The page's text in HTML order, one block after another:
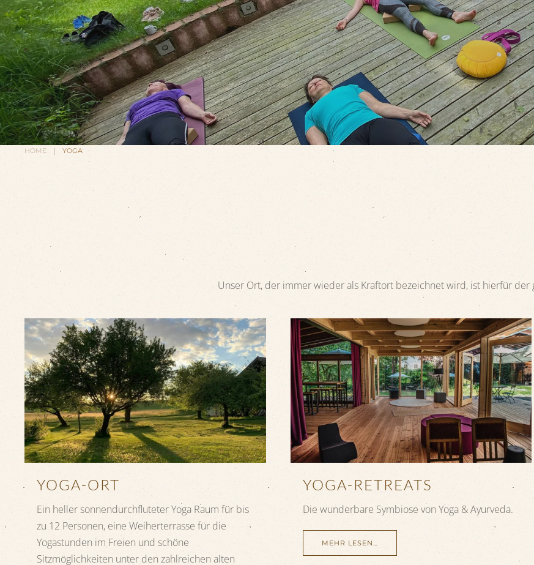
HOME YOGA
Unser Ort, der immer wieder als Kraftort bezeichnet wird, ist hierfür der
YOGA-ORT
Ein heller sonnendurchfluteter Yoga Raum für bis
zu 12 Personen, eine Weiherterrasse für die
Yogastunden im Freien und schöne
Sitzmöglichkeiten unter den zahlreichen alten
YOGA-RETREATS
Die wunderbare Symbiose von Yoga & Ayurveda.
MEHR LESEN…